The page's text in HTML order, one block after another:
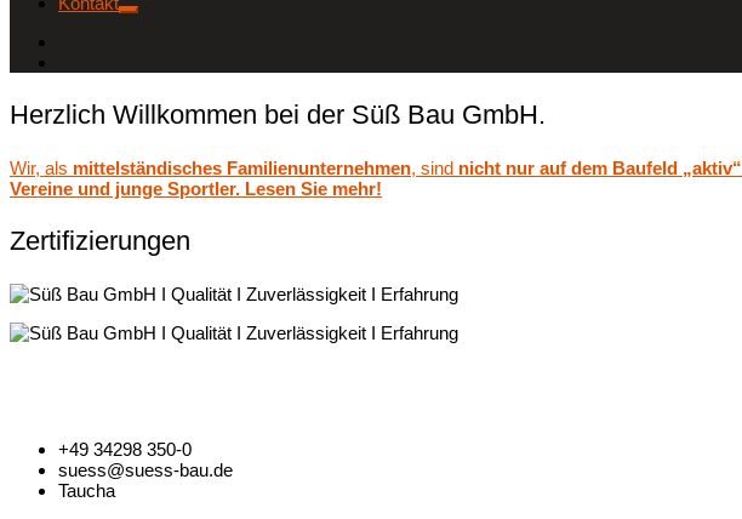
Herzlich Willkommen bei der Süß Bau GmbH.
Wir, als mittelständisches Familienunternehmen, sind nicht nur auf dem Baufeld „aktiv“
Vereine und junge Sportler. Lesen Sie mehr!
Zertifizierungen
+49 34298 350-0
suess@suess-bau.de
Taucha